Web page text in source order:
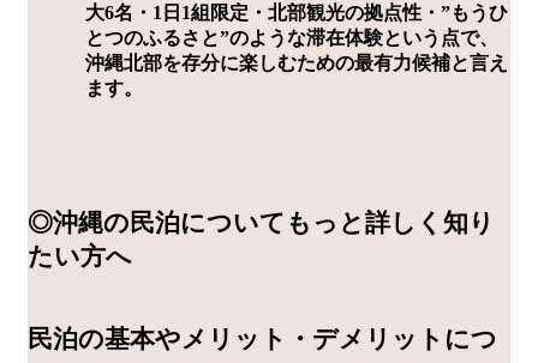
大6名・1日1組限定・北部観光の拠点性・”もうひ
とつのふるさと”のような滞在体験という点で、
沖縄北部を存分に楽しむための最有力候補と言え
ます。
◎沖縄の民泊についてもっと詳しく知り
たい方へ
民泊の基本やメリット・デメリットにつ